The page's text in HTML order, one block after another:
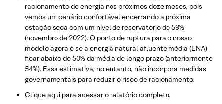
racionamento de energia nos próximos doze meses, pois
vemos um cenário confortável encerrando a próxima
estação seca com um nível de reservatório de 59%
(novembro de 2022). O ponto de ruptura para o nosso
modelo agora é se a energia natural afluente média (ENA)
ficar abaixo de 50% da média de longo prazo (anteriormente
54%). Essa estimativa, no entanto, não incorpora medidas
governamentais para reduzir o risco de racionamento.
Clique aqui para acessar o relatório completo.